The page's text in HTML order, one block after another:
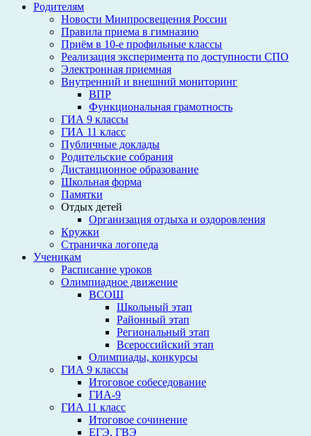
Родителям
Новости Минпросвещения России
Правила приема в гимназию
Приём в 10-е профильные классы
Реализация эксперимента по доступности СПО
Электронная приемная
Внутренний и внешний мониторинг
ВПР
Функциональная грамотность
ГИА 9 классы
ГИА 11 класс
Публичные доклады
Родительские собрания
Дистанционное образование
Школьная форма
Памятки
Отдых детей
Организация отдыха и оздоровления
Кружки
Страничка логопеда
Ученикам
Расписание уроков
Олимпиадное движение
ВСОШ
Школьный этап
Районный этап
Региональный этап
Всероссийский этап
Олимпиады, конкурсы
ГИА 9 классы
Итоговое собеседование
ГИА-9
ГИА 11 класс
Итоговое сочинение
ЕГЭ, ГВЭ